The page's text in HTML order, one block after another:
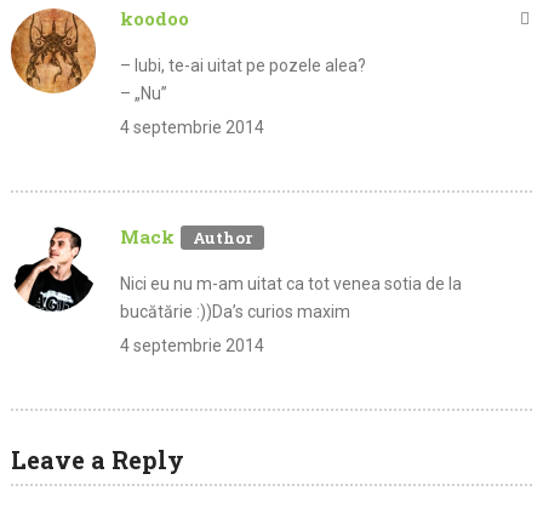
koodoo
– Iubi, te-ai uitat pe pozele alea?
– „Nu”
4 septembrie 2014
Mack
Nici eu nu m-am uitat ca tot venea sotia de la
bucătărie :))Da’s curios maxim
4 septembrie 2014
Leave a Reply